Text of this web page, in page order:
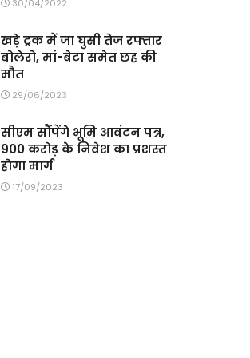
30/04/2022
खड़े ट्रक में जा घुसी तेज रफ्तार
बोलेरो, मां-बेटा समेत छह की
मौत
29/06/2023
सीएम सौंपेंगे भूमि आवंटन पत्र,
900 करोड़ के निवेश का प्रशस्त
होगा मार्ग
17/09/2023